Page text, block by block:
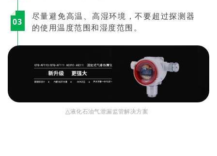
03
尽量避免高温、高湿环境，不要超过探测器
的使用温度范围和湿度范围。
△液化石油气泄漏监管解决方案